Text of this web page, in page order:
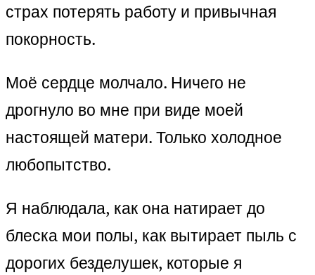
страх потерять работу и привычная
покорность.
Моё сердце молчало. Ничего не
дрогнуло во мне при виде моей
настоящей матери. Только холодное
любопытство.
Я наблюдала, как она натирает до
блеска мои полы, как вытирает пыль с
дорогих безделушек, которые я